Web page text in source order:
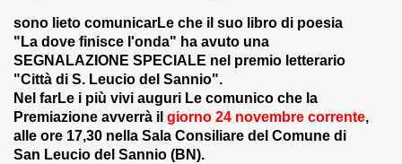
sono lieto comunicarLe che il suo libro di poesia
"La dove finisce l'onda" ha avuto una
SEGNALAZIONE SPECIALE nel premio letterario
"Città di S. Leucio del Sannio".
Nel farLe i più vivi auguri Le comunico che la
Premiazione avverrà il giorno 24 novembre corrente,
alle ore 17,30 nella Sala Consiliare del Comune di
San Leucio del Sannio (BN).
(precarietà) (1-10-2012)
(04-10-2012)
- Frate Ilaro del Corvo (15-10-2012)
(21-10-2012)